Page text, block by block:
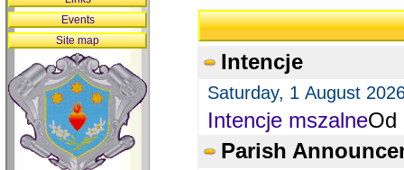
Intencje
Saturday, 1 August
Intencje mszalneOd
Parish
Events
Site map